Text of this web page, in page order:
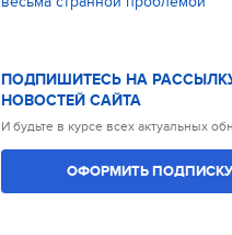
ПОДПИШИТЕСЬ НА
НОВОСТЕЙ САЙТА
И будьте в курсе всех актуальных
ОФОРМИТЬ